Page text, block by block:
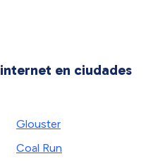
en ciudades
Glouster
Coal Run